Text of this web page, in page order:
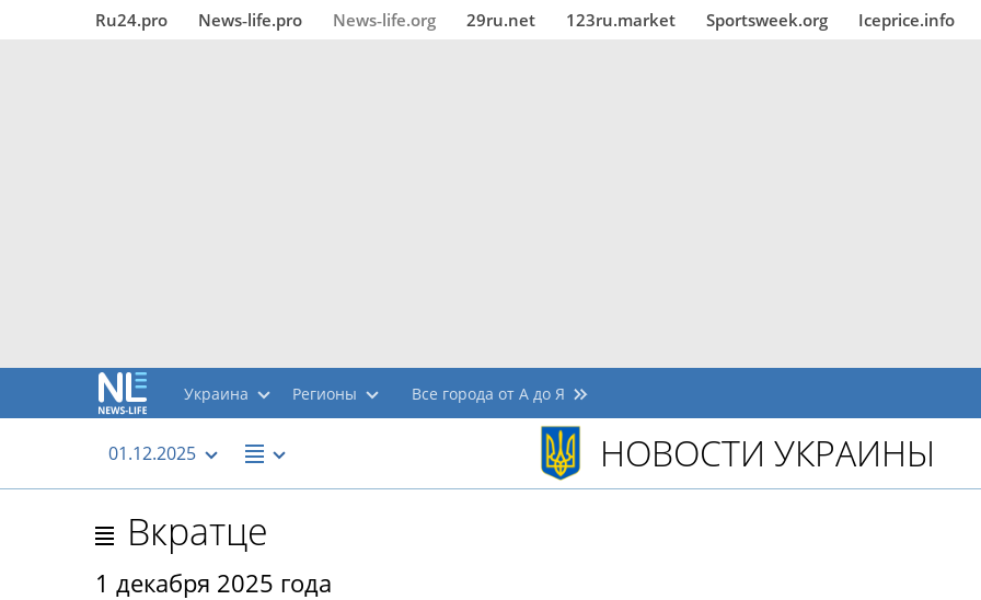
Ru24.pro News‑life.pro News‑life.org 29ru.net 123ru.market Sportsweek.org Iceprice.info
Украина Регионы Все города от А до Я
01.12.2025 НОВОСТИ УКРАИНЫ
Вкратце
1 декабря 2025 года